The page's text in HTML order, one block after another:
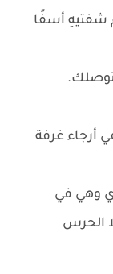
شفتيهِ أسفًا
أرجاء غرفة
وهي في
الحرس